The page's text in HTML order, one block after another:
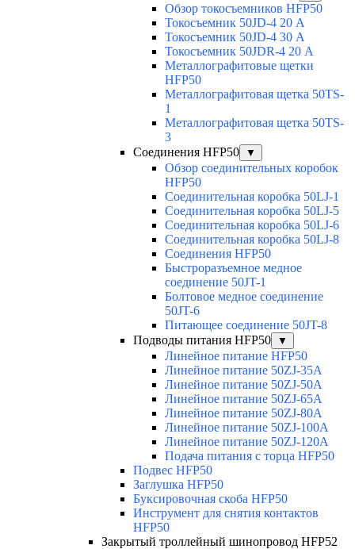
Обзор токосъемников HFP50
Токосъемник 50JD-4 20 А
Токосъемник 50JD-4 30 А
Токосъемник 50JDR-4 20 А
Металлографитовые щетки
HFP50
Металлографитовая щетка 50TS-
1
Металлографитовая щетка 50TS-
3
Соединения HFP50
▼
Обзор соединительных коробок
HFP50
Соединительная коробка 50LJ-1
Соединительная коробка 50LJ-5
Соединительная коробка 50LJ-6
Соединительная коробка 50LJ-8
Соединения HFP50
Быстроразъемное медное
соединение 50JT-1
Болтовое медное соединение
50JT-6
Питающее соединение 50JT-8
Подводы питания HFP50
▼
Линейное питание HFP50
Линейное питание 50ZJ-35A
Линейное питание 50ZJ-50A
Линейное питание 50ZJ-65A
Линейное питание 50ZJ-80A
Линейное питание 50ZJ-100A
Линейное питание 50ZJ-120A
Подача питания с торца HFP50
Подвес HFP50
Заглушка HFP50
Буксировочная скоба HFP50
Инструмент для снятия контактов
HFP50
Закрытый троллейный шинопровод HFP52